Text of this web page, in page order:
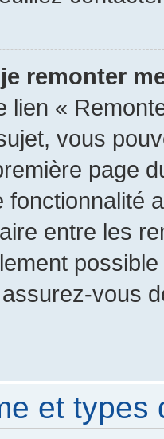
remonter
lien «
vous
page
fonctionnalité
entre les
vous
et types